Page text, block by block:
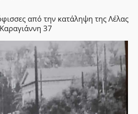
από την κατάληψη της Λέλας
Καραγιάννη 37